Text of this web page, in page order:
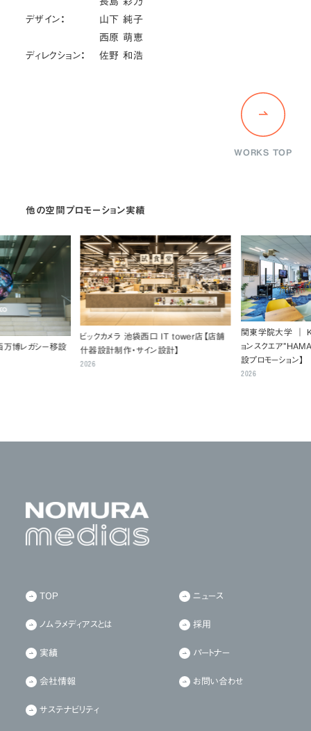
デザイン：
ディレクション：
山下 純子
西原 萌恵
佐野 和浩
WORKS TOP
他の空間プロモーション実績
博レガシー移設
ビックカメラ 池袋西口 IT tower店【店舗
什器設計制作・サイン設計】
2026
関東学院大学 ｜
ョンスクエア
設プロモーション】
2026
TOP
ノムラメディアスとは
実績
会社情報
サステナビリティ
ニュース
採用
パートナー
お問い合わせ